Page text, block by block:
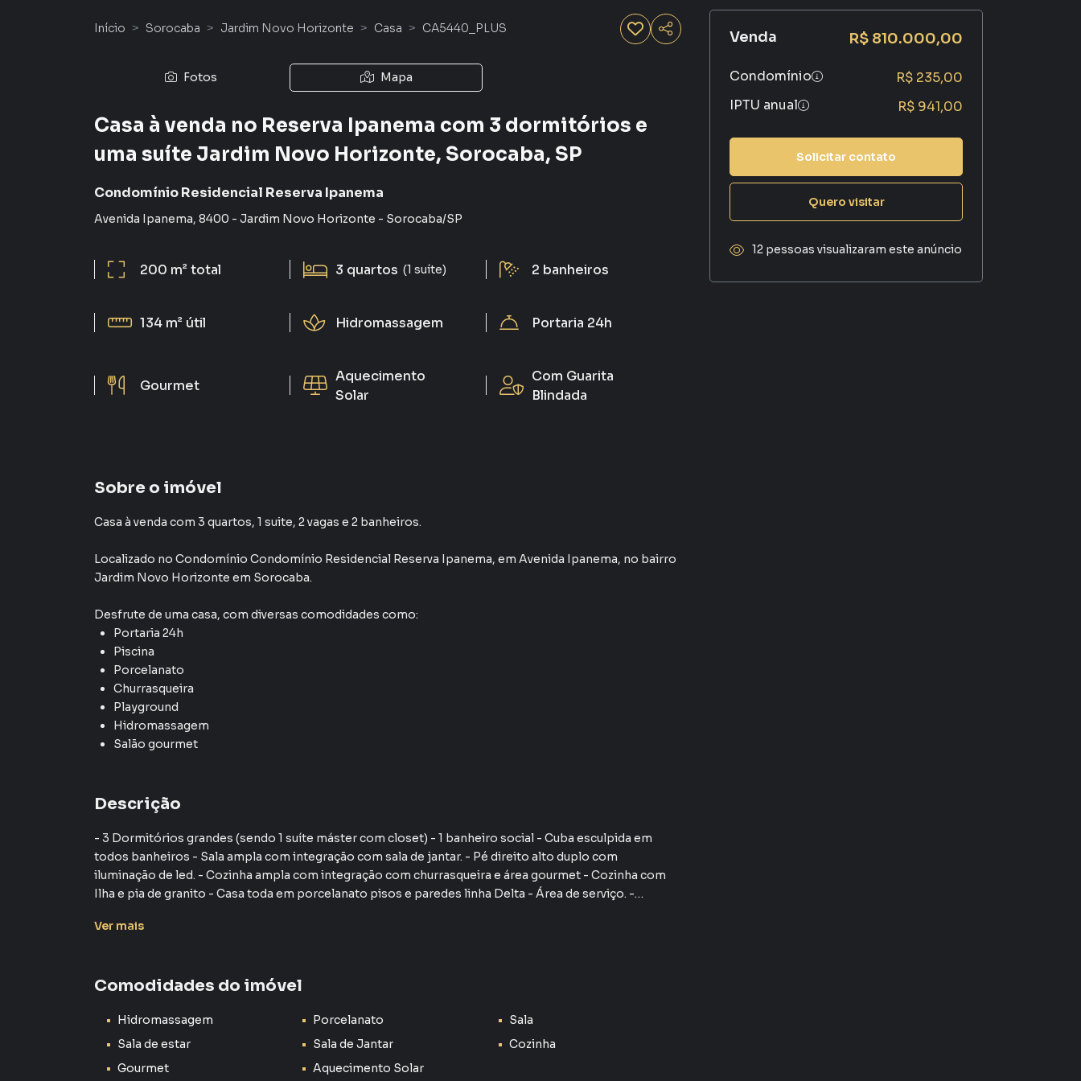
Início Sorocaba Jardim Novo Horizonte Casa CA5440_PLUS
Fotos Mapa
Casa à venda no Reserva Ipanema com 3 dormitórios e
uma suíte Jardim Novo Horizonte, Sorocaba, SP
Condomínio Residencial Reserva Ipanema
Avenida Ipanema, 8400 - Jardim Novo Horizonte - Sorocaba/SP
200 m²total 3 quartos (1 suíte) 2 banheiros
134 m² útil Hidromassagem Portaria 24h
Gourmet
Aquecimento
Solar
Com Guarita
Blindada
Sobre o imóvel
Casa à venda com 3 quartos, 1 suite, 2 vagas e 2 banheiros.
Localizado no Condomínio Condomínio Residencial Reserva Ipanema, em Avenida Ipanema, no bairro
Jardim Novo Horizonte em Sorocaba.
Desfrute de uma casa, com diversas comodidades como:
Portaria 24h
Piscina
Porcelanato
Churrasqueira
Playground
Hidromassagem
Salão gourmet
Descrição
- 3 Dormitórios grandes (sendo 1 suíte máster com closet) - 1 banheiro social - Cuba esculpida em
todos banheiros - Sala ampla com integração com sala de jantar. - Pé direito alto duplo com
iluminação de led. - Cozinha ampla com integração com churrasqueira e área gourmet - Cozinha com
Ilha e pia de granito - Casa toda em porcelanato pisos e paredes linha Delta - Área de serviço. -
preto linha Suprema - Paisagismo - Aceita financiamento agende sua visita Condomínio belíssimo. Um
grandes, incluindo uma suíte máster com closet, e acabamentos de alta qualidade, como cuba
muito conforto e elegância.
A sala ampla com integração com a sala de jantar e pé direito alto duplo com iluminação de LED
Ver mais
Comodidades do imóvel
Hidromassagem Porcelanato
Sala
Sala de estar
Sala de Jantar
Cozinha
Gourmet
Aquecimento Solar
Venda R$ 810.000,00
Condomínio
R$ 235,00
IPTU anual
R$ 941,00
Solicitar contato
Quero visitar
12 pessoas visualizaram este anúncio